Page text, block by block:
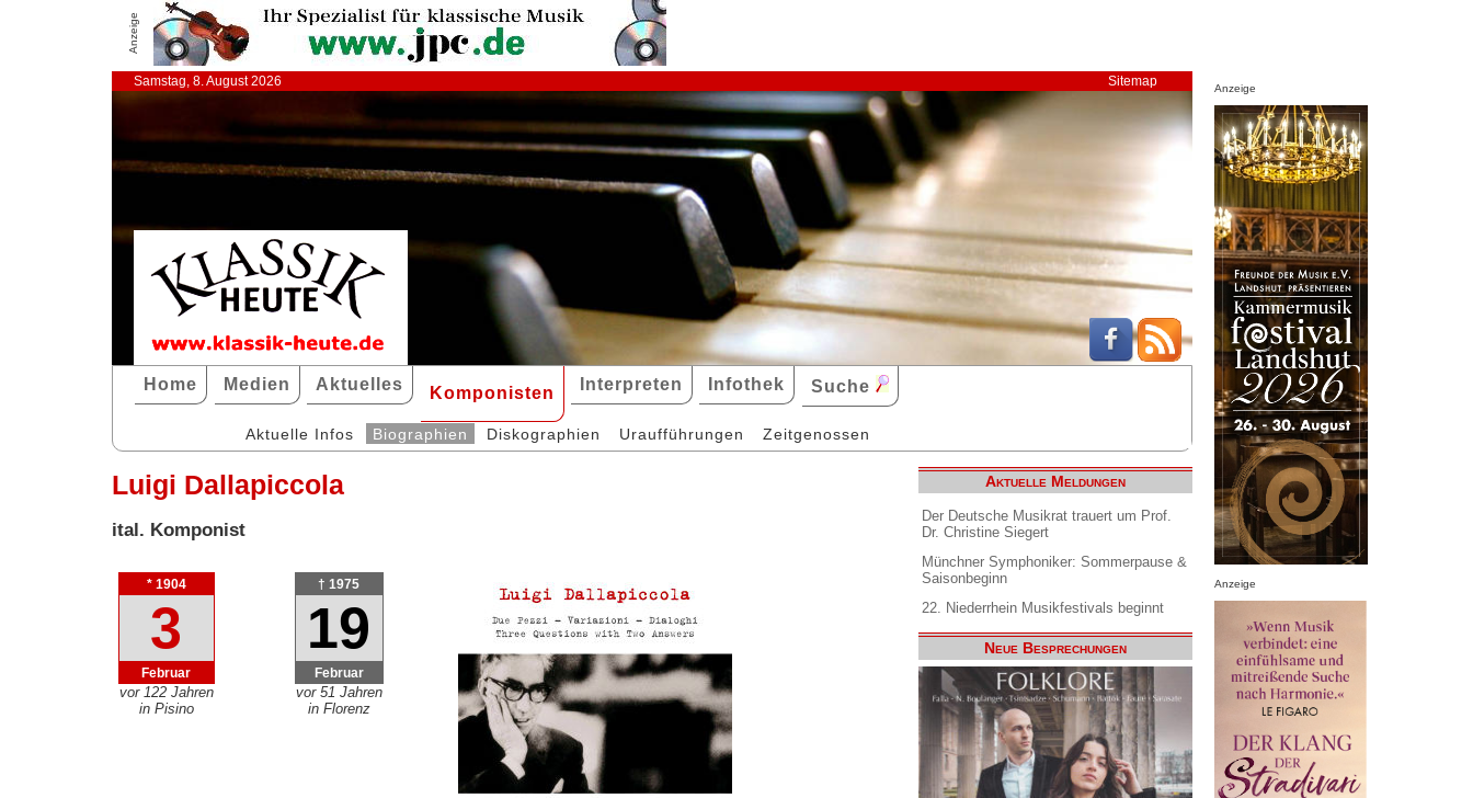
Anzeige
Samstag, 8. August 2026 Sitemap
Home Medien Aktuelles Komponisten Interpreten Infothek Suche
Aktuelle Infos Biographien Diskographien Uraufführungen Zeitgenossen
Luigi Dallapiccola
ital. Komponist
* 1904
3
Februar
vor 122 Jahren
in Pisino
† 1975
19
Februar
vor 51 Jahren
in Florenz
Aktuelle Meldungen
Der Deutsche Musikrat trauert um Prof.
Dr. Christine Siegert
Münchner Symphoniker: Sommerpause &
Saisonbeginn
22. Niederrhein Musikfestivals beginnt
Neue Besprechungen
Anzeige
Anzeige